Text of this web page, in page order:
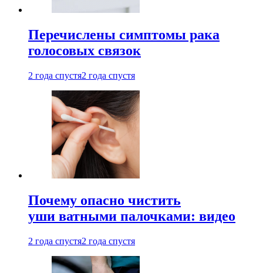
Перечислены симптомы рака
голосовых связок
2 года спустя2 года спустя
Почему опасно чистить
уши ватными палочками: видео
2 года спустя2 года спустя